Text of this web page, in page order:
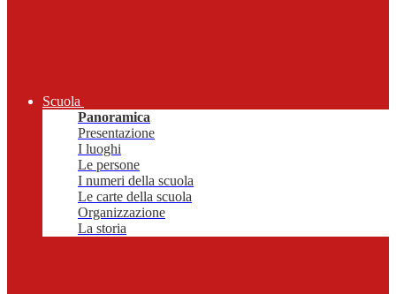
Scuola
Panoramica
Presentazione
I luoghi
Le persone
I numeri della scuola
Le carte della scuola
Organizzazione
La storia